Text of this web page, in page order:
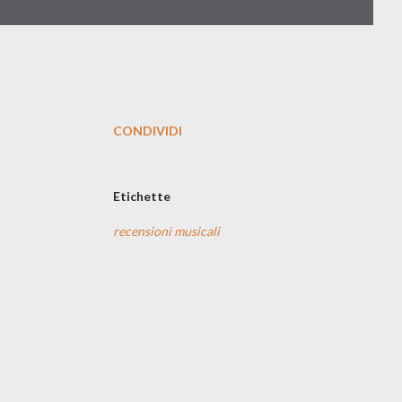
CONDIVIDI
Etichette
recensioni musicali